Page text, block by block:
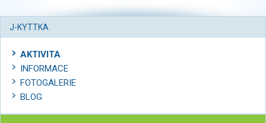
J-KYTTKA
AKTIVITA
INFORMACE
FOTOGALERIE
BLOG